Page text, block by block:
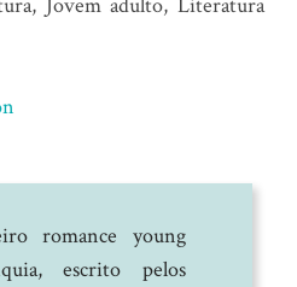
romance young
escrito pelos